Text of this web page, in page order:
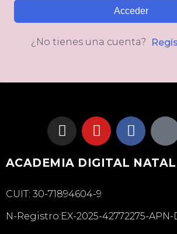
Acceder
¿No tienes una cuenta?
ACADEMIA DIGITAL
CUIT: 30-71894604-9
N-Registro:EX-2025-42772275-APN-